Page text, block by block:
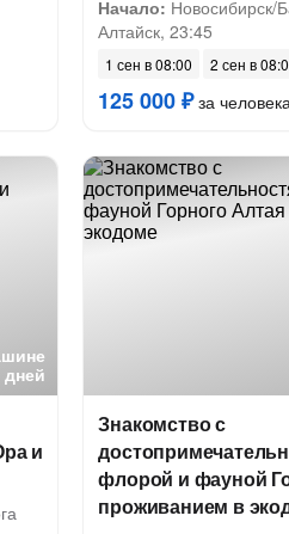
Начало: Новосибирск/
Алтайск, 23:45
1 сен в 08:00 2 сен в
125 000 ₽за
дней
и
Знакомство с
флорой и фауной
проживанием в